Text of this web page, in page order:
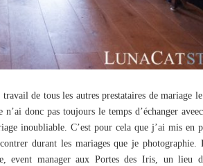
de tous les autres prestataires de mariage
donc pas toujours le temps d’échanger
inoubliable. C’est pour cela que j’ai mis en
durant les mariages que je photographie.
event manager aux Portes des Iris, un lieu